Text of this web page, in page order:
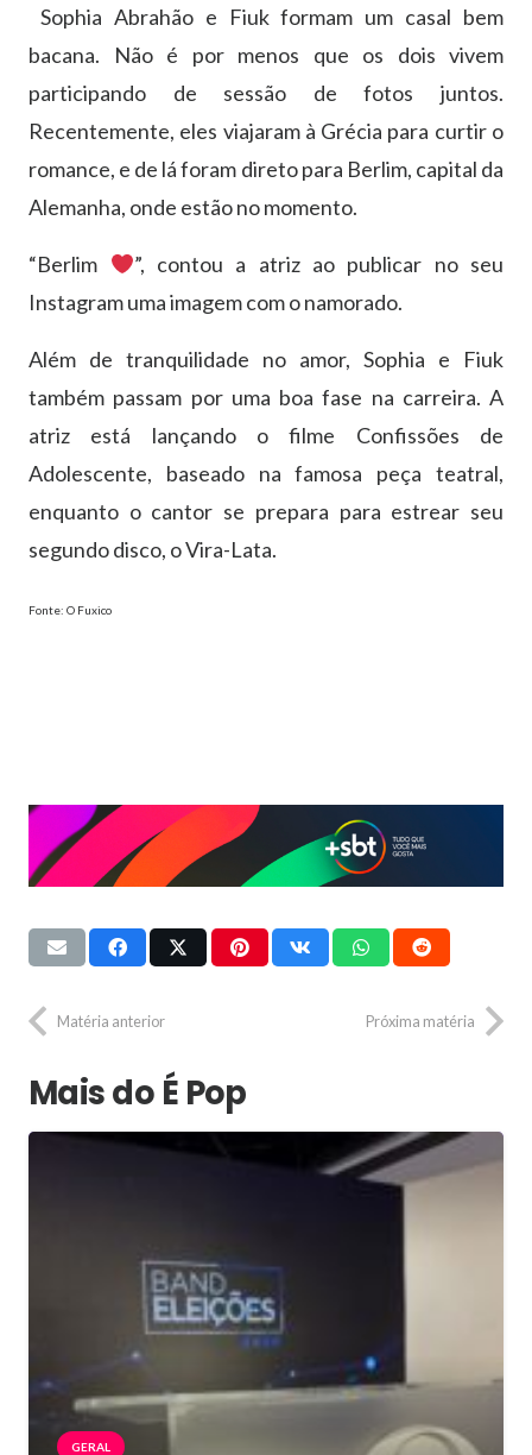
Sophia Abrahão e Fiuk formam um casal bem
bacana. Não é por menos que os dois vivem
participando de sessão de fotos juntos.
Recentemente, eles viajaram à Grécia para curtir o
romance, e de lá foram direto para Berlim, capital da
Alemanha, onde estão no momento.
“Berlim
”, contou a atriz ao publicar no seu
Instagram uma imagem com o namorado.
Além de tranquilidade no amor, Sophia e Fiuk
também passam por uma boa fase na carreira. A
atriz está lançando o filme Confissões de
Adolescente, baseado na famosa peça teatral,
enquanto o cantor se prepara para estrear seu
segundo disco, o Vira-Lata.
Fonte: O Fuxico
Matéria anterior Próxima matéria
Mais do É Pop
GERAL